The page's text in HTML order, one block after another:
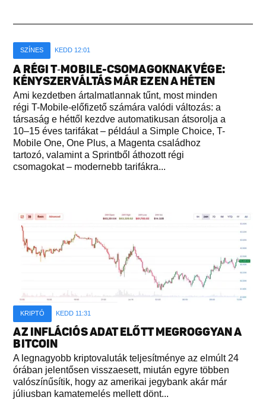
SZÍNES KEDD 12:01
A RÉGI T‑MOBILE-CSOMAGOKNAK VÉGE:
KÉNYSZERVÁLTÁS MÁR EZEN A HÉTEN
Ami kezdetben ártalmatlannak tűnt, most minden
régi T-Mobile-előfizető számára valódi változás: a
társaság e héttől kezdve automatikusan átsorolja a
10–15 éves tarifákat – például a Simple Choice, T-
Mobile One, One Plus, a Magenta családhoz
tartozó, valamint a Sprintből áthozott régi
csomagokat – modernebb tarifákra...
KRIPTÓ KEDD 11:31
AZ INFLÁCIÓS ADAT ELŐTT MEGROGGYAN A
BITCOIN
A legnagyobb kriptovaluták teljesítménye az elmúlt 24
órában jelentősen visszaesett, miután egyre többen
valószínűsítik, hogy az amerikai jegybank akár már
júliusban kamatemelés mellett dönt...